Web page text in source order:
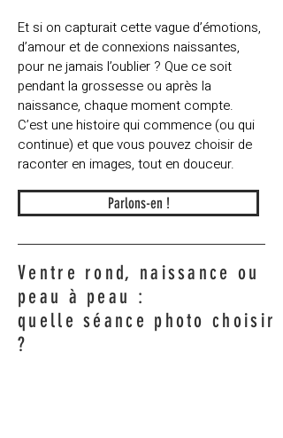
Et si on capturait cette vague d’émotions,
d’amour et de connexions naissantes,
pour ne jamais l’oublier ? Que ce soit
pendant la grossesse ou après la
naissance, chaque moment compte.
C’est une histoire qui commence (ou qui
continue) et que vous pouvez choisir de
raconter en images, tout en douceur.
Parlons-en !
Ventre rond, naissance ou
peau à peau :
quelle séance photo choisir
?